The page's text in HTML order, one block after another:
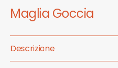
Maglia Goccia
Descrizione